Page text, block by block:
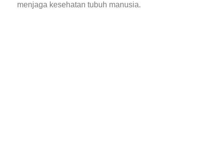
menjaga kesehatan tubuh manusia.